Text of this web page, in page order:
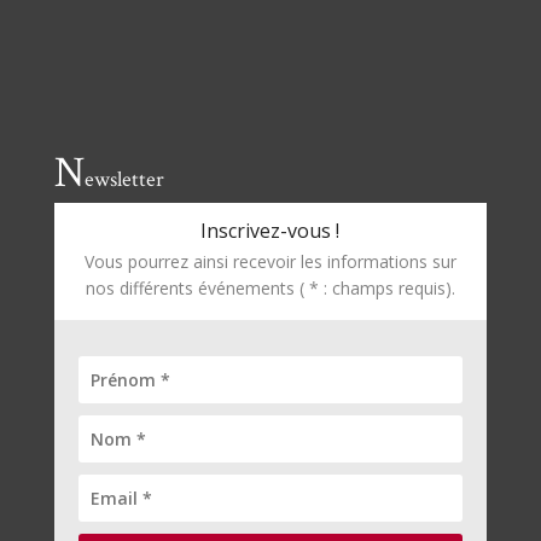
Newsletter
Inscrivez-vous !
Vous pourrez ainsi recevoir les informations sur
nos différents événements ( * : champs requis).